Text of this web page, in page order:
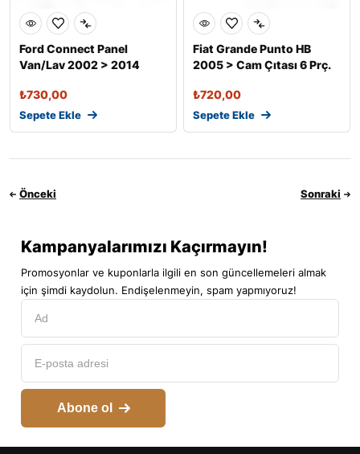
Ford Connect Panel
Van/Lav 2002 > 2014
₺730,00
Sepete Ekle
Fiat Grande Punto HB
2005 > Cam Çıtası 6 Prç.
₺720,00
Sepete Ekle
Önceki Sonraki
Kampanyalarımızı Kaçırmayın!
Promosyonlar ve kuponlarla ilgili en son güncellemeleri almak
için şimdi kaydolun. Endişelenmeyin, spam yapmıyoruz!
Abone ol